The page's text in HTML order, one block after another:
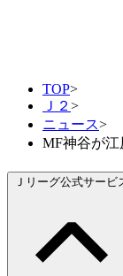
TOP>
Ｊ２ >
ニュース>
MF神谷が江
Ｊリーグ公式サービ